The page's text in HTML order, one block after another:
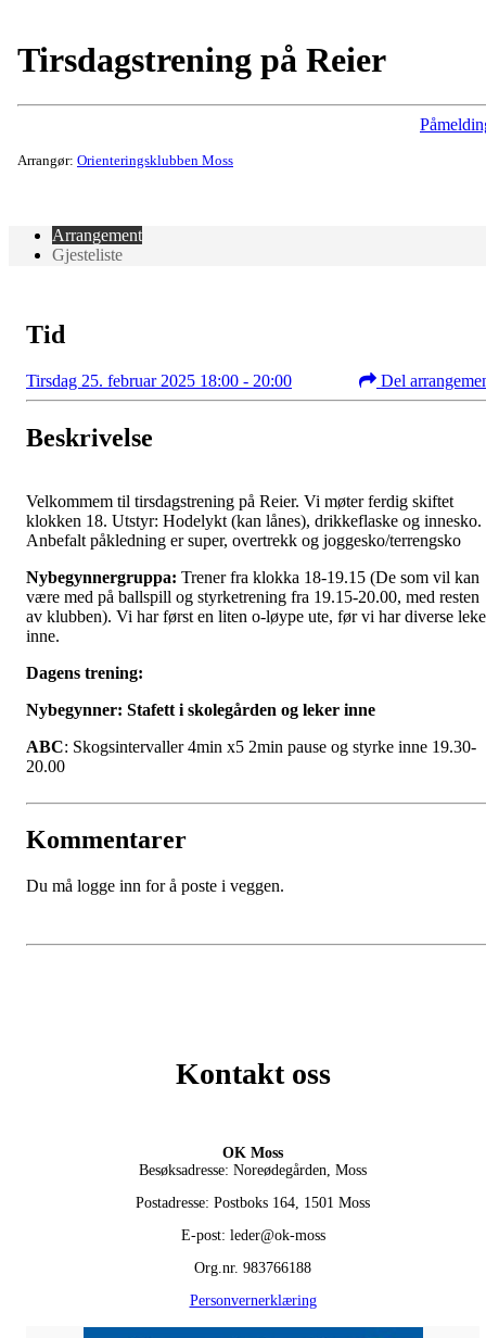
Tirsdagstrening på Reier
Arrangør: Orienteringsklubben Moss
Arrangement
Gjesteliste
Tid
Tirsdag 25. februar 2025 18:00 - 20:00 Del
Beskrivelse
Velkommem til tirsdagstrening på Reier. Vi møter ferdig skiftet
klokken 18. Utstyr: Hodelykt (kan lånes), drikkeflaske og innesko.
Anbefalt påkledning er super, overtrekk og joggesko/terrengsko
Nybegynnergruppa: Trener fra klokka 18-19.15 (De som vil kan
være med på ballspill og styrketrening fra 19.15-20.00, med resten
av klubben). Vi har først en liten o-løype ute, før vi har diverse
inne.
Dagens trening:
Nybegynner: Stafett i skolegården og leker inne
ABC: Skogsintervaller 4min x5 2min pause og styrke inne 19.30-
20.00
Kommentarer
Du må logge inn for å poste i veggen.
Kontakt oss
OK Moss
Besøksadresse: Noreødegården, Moss
Postadresse: Postboks 164, 1501 Moss
E-post: leder@ok-moss
Org.nr. 983766188
Personvernerklæring